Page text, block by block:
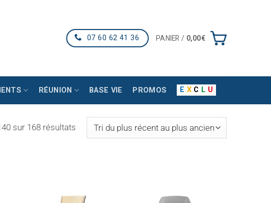
07 60 62 41 36 PANIER / 0,00€
RÉUNION BASE VIE PROMOS E X C L U
sur 168 résultatsTrié
plus